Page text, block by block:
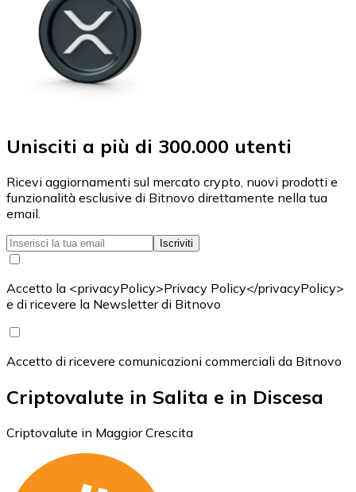
Unisciti a più di 300.000 utenti
Ricevi aggiornamenti sul mercato crypto, nuovi prodotti e
funzionalità esclusive di Bitnovo direttamente nella tua
email.
Iscriviti
Accetto la <privacyPolicy>Privacy Policy</privacyPolicy>
e di ricevere la Newsletter di Bitnovo
Accetto di ricevere comunicazioni commerciali da Bitnovo
Criptovalute in Salita e in Discesa
Criptovalute in Maggior Crescita